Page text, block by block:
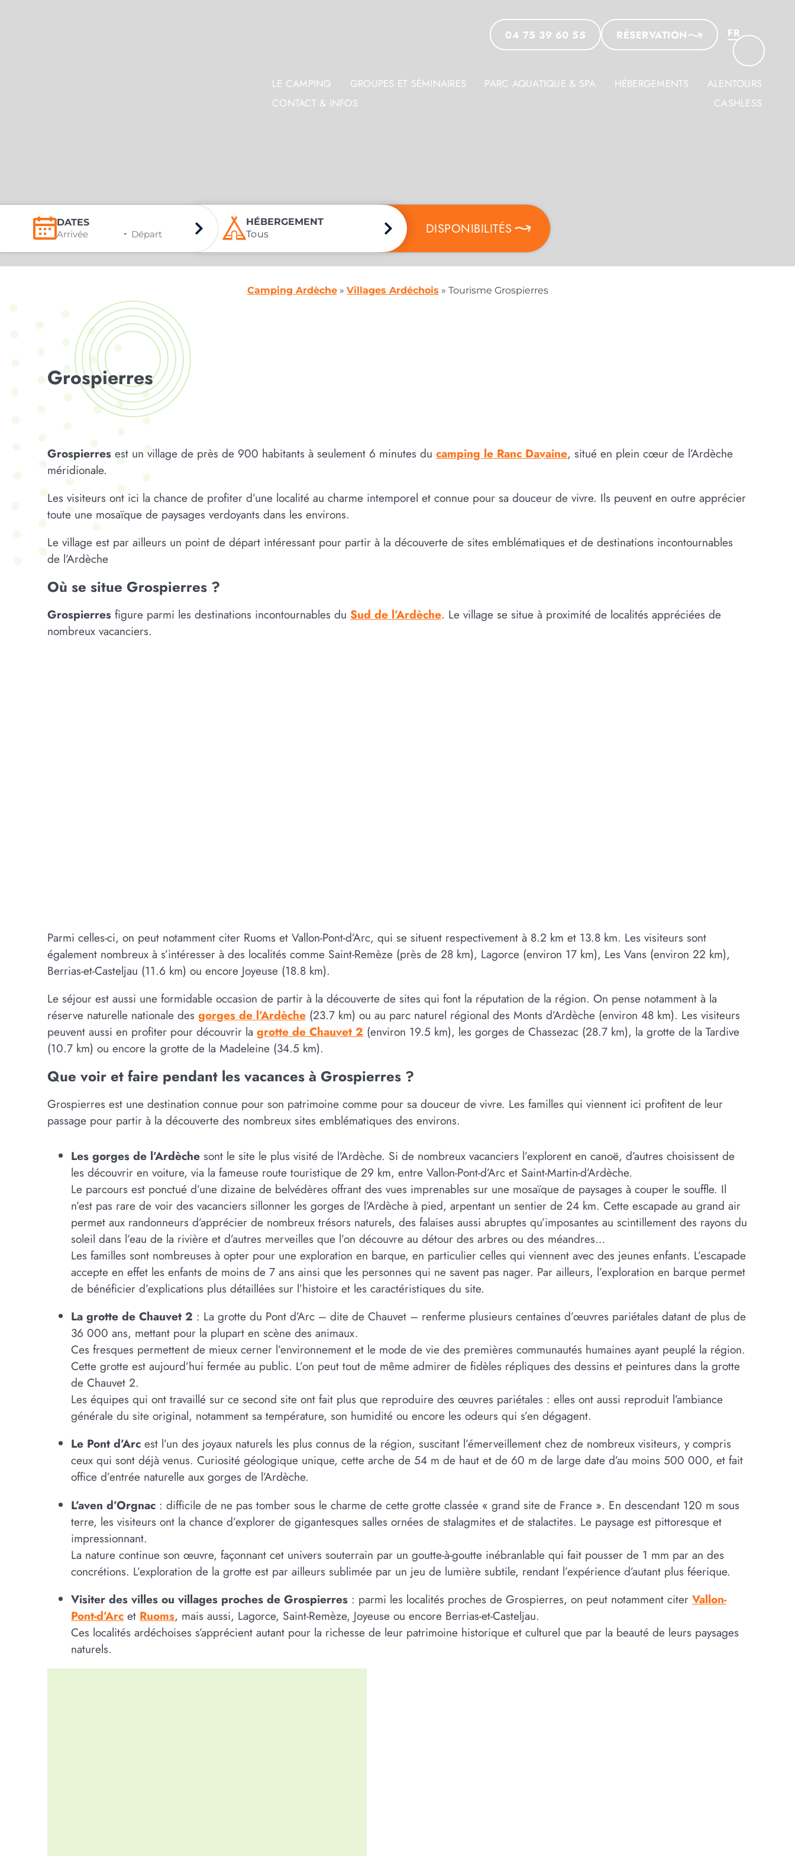
04 75 39 60 55 RÉSERVATION FR
LE CAMPING GROUPES ET SÉMINAIRES PARC AQUATIQUE & SPA HÉBERGEMENTS
ALENTOURS
CONTACT & INFOS
CASHLESS
DATES
-
HÉBERGEMENT DISPONIBILITÉS
Camping Ardèche» Villages Ardéchois » Tourisme Grospierres
Grospierres
Grospierres est un village de près de 900 habitants à seulement 6 minutes du camping le Ranc Davaine, situé en plein cœur de l’Ardèche
méridionale.
Les visiteurs ont ici la chance de profiter d’une localité au charme intemporel et connue pour sa douceur de vivre. Ils peuvent en outre apprécier
toute une mosaïque de paysages verdoyants dans les environs.
Le village est par ailleurs un point de départ intéressant pour partir à la découverte de sites emblématiques et de destinations incontournables
de l’Ardèche
Où se situe Grospierres ?
Grospierres figure parmi les destinations incontournables du Sud de l’Ardèche. Le village se situe à proximité de localités appréciées de
nombreux vacanciers.
Parmi celles-ci, on peut notamment citer Ruoms et Vallon-Pont-d’Arc, qui se situent respectivement à 8.2 km et 13.8 km. Les visiteurs sont
également nombreux à s’intéresser à des localités comme Saint-Remèze (près de 28 km), Lagorce (environ 17 km), Les Vans (environ 22 km),
Berrias-et-Casteljau (11.6 km) ou encore Joyeuse (18.8 km).
Le séjour est aussi une formidable occasion de partir à la découverte de sites qui font la réputation de la région. On pense notamment à la
réserve naturelle nationale des gorges de l’Ardèche (23.7 km) ou au parc naturel régional des Monts d’Ardèche (environ 48 km). Les visiteurs
peuvent aussi en profiter pour découvrir la grotte de Chauvet 2 (environ 19.5 km), les gorges de Chassezac (28.7 km), la grotte de la Tardive
(10.7 km) ou encore la grotte de la Madeleine (34.5 km).
Que voir et faire pendant les vacances à Grospierres ?
Grospierres est une destination connue pour son patrimoine comme pour sa douceur de vivre. Les familles qui viennent ici profitent de leur
passage pour partir à la découverte des nombreux sites emblématiques des environs.
Les gorges de l’Ardèche sont le site le plus visité de l’Ardèche. Si de nombreux vacanciers l’explorent en canoë, d’autres choisissent de
les découvrir en voiture, via la fameuse route touristique de 29 km, entre Vallon-Pont-d’Arc et Saint-Martin-d’Ardèche.
Le parcours est ponctué d’une dizaine de belvédères offrant des vues imprenables sur une mosaïque de paysages à couper le souffle. Il
n’est pas rare de voir des vacanciers sillonner les gorges de l’Ardèche à pied, arpentant un sentier de 24 km. Cette escapade au grand air
permet aux randonneurs d’apprécier de nombreux trésors naturels, des falaises aussi abruptes qu’imposantes au scintillement des rayons du
soleil dans l’eau de la rivière et d’autres merveilles que l’on découvre au détour des arbres ou des méandres…
Les familles sont nombreuses à opter pour une exploration en barque, en particulier celles qui viennent avec des jeunes enfants. L’escapade
accepte en effet les enfants de moins de 7 ans ainsi que les personnes qui ne savent pas nager. Par ailleurs, l’exploration en barque permet
de bénéficier d’explications plus détaillées sur l’histoire et les caractéristiques du site.
La grotte de Chauvet 2 : La grotte du Pont d’Arc – dite de Chauvet – renferme plusieurs centaines d’œuvres pariétales datant de plus de
36 000 ans, mettant pour la plupart en scène des animaux.
Ces fresques permettent de mieux cerner l’environnement et le mode de vie des premières communautés humaines ayant peuplé la région.
Cette grotte est aujourd’hui fermée au public. L’on peut tout de même admirer de fidèles répliques des dessins et peintures dans la grotte
de Chauvet 2.
Les équipes qui ont travaillé sur ce second site ont fait plus que reproduire des œuvres pariétales : elles ont aussi reproduit l’ambiance
générale du site original, notamment sa température, son humidité ou encore les odeurs qui s’en dégagent.
Le Pont d’Arc est l’un des joyaux naturels les plus connus de la région, suscitant l’émerveillement chez de nombreux visiteurs, y compris
ceux qui sont déjà venus. Curiosité géologique unique, cette arche de 54 m de haut et de 60 m de large date d’au moins 500 000, et fait
office d’entrée naturelle aux gorges de l’Ardèche.
L’aven d’Orgnac : difficile de ne pas tomber sous le charme de cette grotte classée « grand site de France ». En descendant 120 m sous
terre, les visiteurs ont la chance d’explorer de gigantesques salles ornées de stalagmites et de stalactites. Le paysage est pittoresque et
impressionnant.
La nature continue son œuvre, façonnant cet univers souterrain par un goutte-à-goutte inébranlable qui fait pousser de 1 mm par an des
concrétions. L’exploration de la grotte est par ailleurs sublimée par un jeu de lumière subtile, rendant l’expérience d’autant plus féerique.
Visiter des villes ou villages proches de Grospierres : parmi les localités proches de Grospierres, on peut notamment citer Vallon-
Pont-d’Arc et Ruoms, mais aussi, Lagorce, Saint-Remèze, Joyeuse ou encore Berrias-et-Casteljau.
Ces localités ardéchoises s’apprécient autant pour la richesse de leur patrimoine historique et culturel que par la beauté de leurs paysages
naturels.